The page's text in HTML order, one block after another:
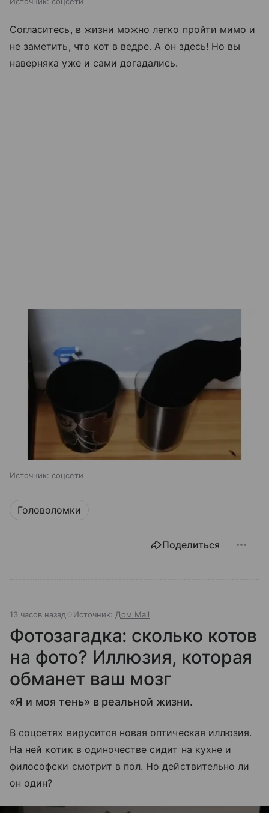
Согласитесь, в жизни можно легко пройти мимо и
не заметить, что кот в ведре. А он здесь! Но вы
наверняка уже и сами догадались.
Источник: соцсети
Головоломки
Поделиться
13 часов назад Источник: Дом Mail
Фотозагадка: cколько котов
на фото? Иллюзия, которая
обманет ваш мозг
«Я и моя тень» в реальной жизни.
В соцсетях вирусится новая оптическая иллюзия.
На ней котик в одиночестве сидит на кухне и
философски смотрит в пол. Но действительно ли
он один?